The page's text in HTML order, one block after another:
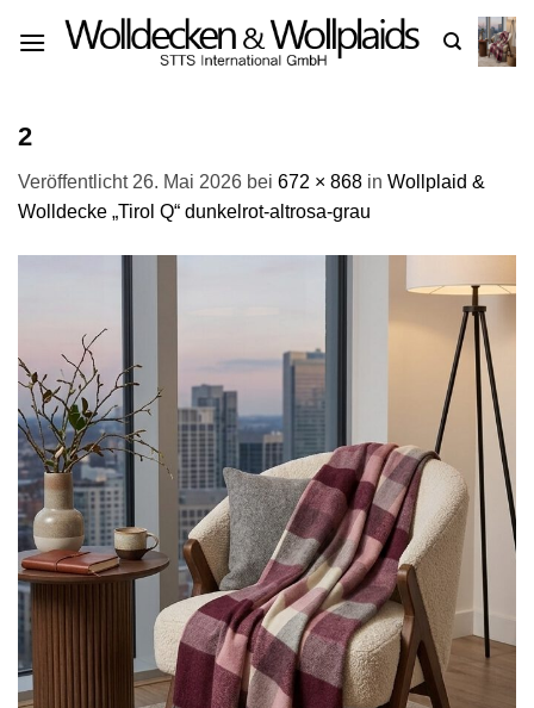
Inhalt
2
Veröffentlicht 26. Mai 2026 bei 672 × 868 in Wollplaid &
Wolldecke „Tirol Q“ dunkelrot-altrosa-grau